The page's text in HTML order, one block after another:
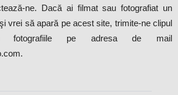
ne. Dacă ai filmat sau fotografiat un
vrei să apară pe acest site, trimite-ne clipul
fotografiile pe adresa de mail